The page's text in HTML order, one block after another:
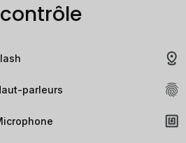
parleurs